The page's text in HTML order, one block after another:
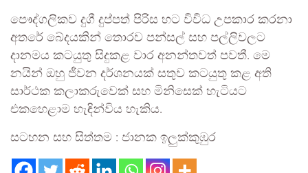
පෞද්ගලිකව දුගී දුප්පත් පිරිස හට විවිධ උපකාර කරනා
අතරේ බේදයකින් තොරව පන්සල් සහ පල්ලිවලට
දානමය කටයුතු සිදුකළ වාර අනන්තවත් පවතී. මෙ
නයින් ඔහු ජීවන දර්ශනයක් සතුව කටයුතු කළ අති
සාර්ථක කලාකරුවෙක් සහ මිනිසෙක් හැටියට
එකහෙළාම හැඳින්විය හැකිය.
සටහන සහ සිත්තම : ජානක ඉලුක්කුඹුර